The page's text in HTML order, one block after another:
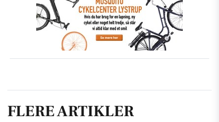
FLERE ARTIKLER